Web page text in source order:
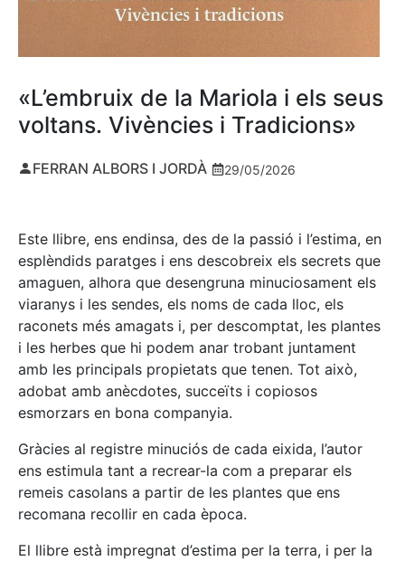
«L’embruix de la Mariola i els seus
voltans. Vivències i Tradicions»
FERRAN ALBORS I JORDÀ 29/05/2026
Este llibre, ens endinsa, des de la passió i l’estima, en
esplèndids paratges i ens descobreix els secrets que
amaguen, alhora que desengruna minuciosament els
viaranys i les sendes, els noms de cada lloc, els
raconets més amagats i, per descomptat, les plantes
i les herbes que hi podem anar trobant juntament
amb les principals propietats que tenen. Tot això,
adobat amb anècdotes, succeïts i copiosos
esmorzars en bona companyia.
Gràcies al registre minuciós de cada eixida, l’autor
ens estimula tant a recrear-la com a preparar els
remeis casolans a partir de les plantes que ens
recomana recollir en cada època.
El llibre està impregnat d’estima per la terra, i per la